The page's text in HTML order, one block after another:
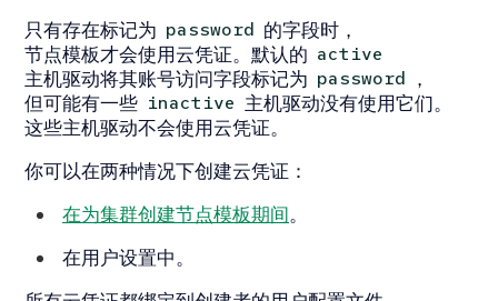
只有存在标记为 password 的字段时，
节点模板才会使用云凭证。默认的 active
主机驱动将其账号访问字段标记为 password ，
但可能有一些 inactive 主机驱动没有使用它们。
这些主机驱动不会使用云凭证。
你可以在两种情况下创建云凭证：
在为集群创建节点模板期间。
在用户设置中。